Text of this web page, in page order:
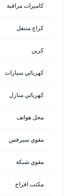
كاميرات مراقبة
كراج متنقل
كرين
كهربائي سيارات
كهربائي منازل
محل هواتف
مقوي سيرفس
مقوي شبكة
مكتب افراح